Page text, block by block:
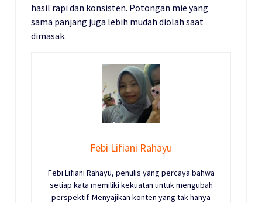
hasil rapi dan konsisten. Potongan mie yang
sama panjang juga lebih mudah diolah saat
dimasak.
Febi Lifiani Rahayu
Febi Lifiani Rahayu, penulis yang percaya bahwa
setiap kata memiliki kekuatan untuk mengubah
perspektif. Menyajikan konten yang tak hanya